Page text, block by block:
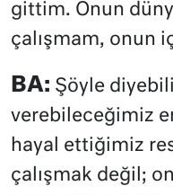
gittim. Onun
çalışmam, onun
BA: Şöyle
verebileceğimiz
hayal ettiğimiz
çalışmak değil;